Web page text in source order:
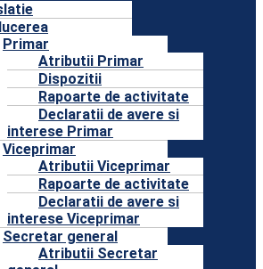
Primar
Atributii Primar
Dispozitii
Rapoarte de activitate
Declaratii de avere si
interese Primar
Viceprimar
Atributii Viceprimar
Rapoarte de activitate
Declaratii de avere si
interese Viceprimar
Secretar general
Atributii Secretar